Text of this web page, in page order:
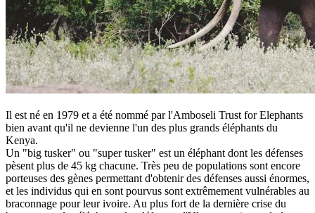
Il est né en 1979 et a été nommé par l'Amboseli Trust for Elephants
bien avant qu'il ne devienne l'un des plus grands éléphants du
Kenya.
Un "big tusker" ou "super tusker" est un éléphant dont les défenses
pèsent plus de 45 kg chacune. Très peu de populations sont encore
porteuses des gènes permettant d'obtenir des défenses aussi énormes,
et les individus qui en sont pourvus sont extrêmement vulnérables au
braconnage pour leur ivoire. Au plus fort de la dernière crise du